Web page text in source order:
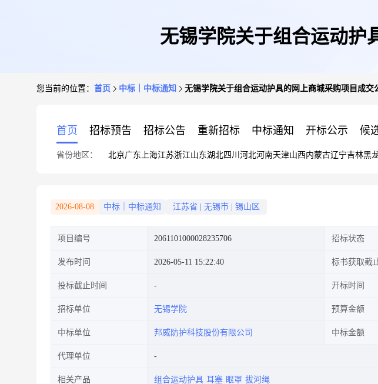
无锡学院关于组合运动护
您当前的位置： 首页 中标｜中标通知 无锡学院关于组合运动护具的网上商城采购项目成交
首页 招标预告 招标公告 重新招标 中标通知 开标公示 候
省份地区： 北京广东 上海江苏浙江山东湖北四川 河北河南天津山西内蒙古辽宁吉林黑
2026-08-08 中标｜中标通知 江苏省 无锡市 锡山区
项目编号 2061101000028235706 招标状态
发布时间 2026-05-11 15:22:40 标书获取截
投标截止时间 开标时间
招标单位 无锡学院 预算金额
中标单位 邦威防护科技股份有限公司 中标金额
代理单位
相关产品 组合运动护具 耳塞 眼罩 拔河绳